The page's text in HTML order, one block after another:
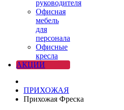
руководителя
Офисная
мебель
для
персонала
Офисные
кресла
АКЦИИ
ПРИХОЖАЯ
Прихожая Фреска